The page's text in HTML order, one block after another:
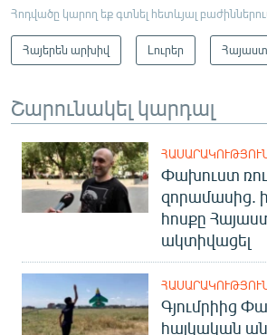
Հոդվածը կարող եք գտնել հետևյալ
Հայերեն արխիվ Լուրեր
Շարունակել կարդալ
Փախուստ
զորամասից.
հոսքը
ակտիվացել
Գյումրիից
հայկական